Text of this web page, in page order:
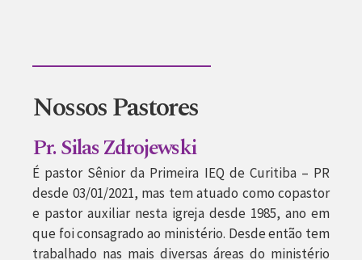
Nossos Pastores
Pr. Silas Zdrojewski
É pastor Sênior da Primeira IEQ de Curitiba – PR
desde 03/01/2021, mas tem atuado como copastor
e pastor auxiliar nesta igreja desde 1985, ano em
que foi consagrado ao ministério. Desde então tem
trabalhado nas mais diversas áreas do ministério